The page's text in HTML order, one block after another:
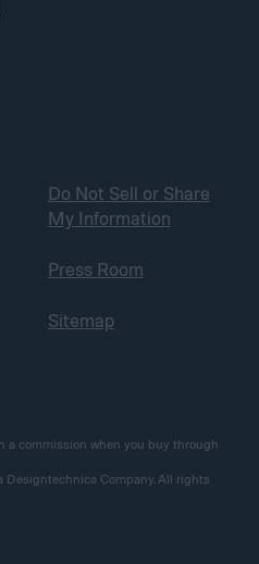
Do Not Sell or Share
My Information
Press Room
Sitemap
a commission when you buy through
a Designtechnica Company. All rights